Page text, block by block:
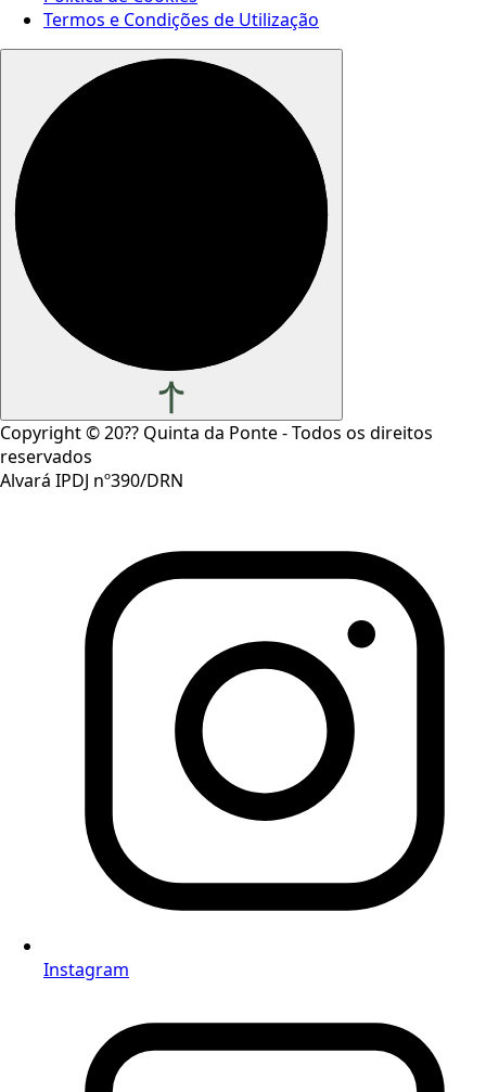
Termos e Condições de Utilização
Copyright ©20?? Quinta da Ponte - Todos os direitos
reservados
Alvará IPDJ nº390/DRN
Instagram